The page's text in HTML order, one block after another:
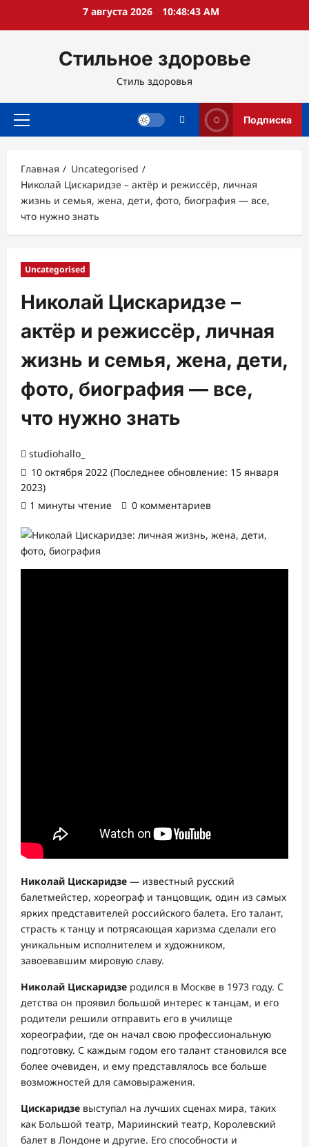
7 августа 2026 10:48:45 AM
Стильное здоровье
Стиль здоровья
Основное
Подписка
Главная
Uncategorised
Николай Цискаридзе – актёр и режиссёр, личная
жизнь и семья, жена, дети, фото, биография — все,
что нужно знать
Uncategorised
Николай Цискаридзе –
актёр и режиссёр, личная
жизнь и семья, жена, дети,
фото, биография — все,
что нужно знать
studiohallo_
10 октября 2022 (Последнее обновление: 15 января
2023)
1 минуты чтение
0 комментариев
Николай Цискаридзе — известный русский
балетмейстер, хореограф и танцовщик, один из самых
ярких представителей российского балета. Его талант,
страсть к танцу и потрясающая харизма сделали его
уникальным исполнителем и художником,
завоевавшим мировую славу.
Николай Цискаридзе родился в Москве в 1973 году. С
детства он проявил большой интерес к танцам, и его
родители решили отправить его в училище
хореографии, где он начал свою профессиональную
подготовку. С каждым годом его талант становился все
более очевиден, и ему представлялось все больше
возможностей для самовыражения.
Цискаридзе выступал на лучших сценах мира, таких
как Большой театр, Мариинский театр, Королевский
балет в Лондоне и другие. Его способности и